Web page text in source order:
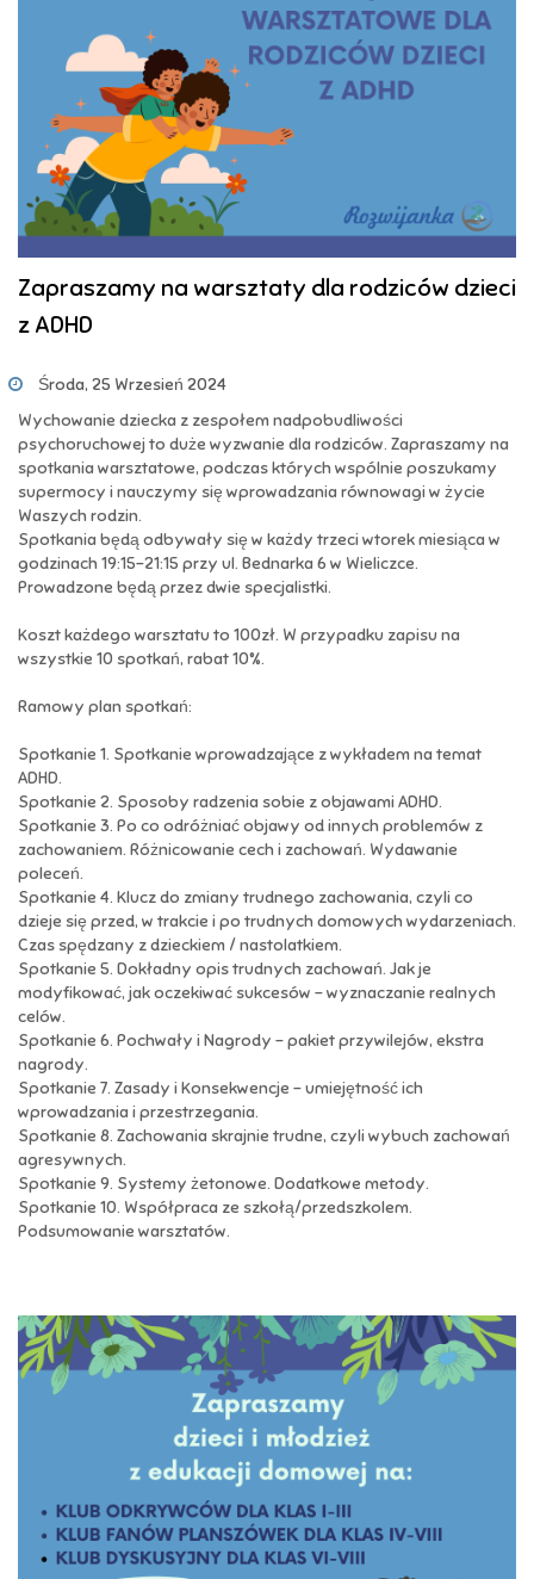
Zapraszamy na warsztaty dla rodziców dzieci
z ADHD
Środa, 25 Wrzesień 2024
Wychowanie dziecka z zespołem nadpobudliwości
psychoruchowej to duże wyzwanie dla rodziców. Zapraszamy na
spotkania warsztatowe, podczas których wspólnie poszukamy
supermocy i nauczymy się wprowadzania równowagi w życie
Waszych rodzin.
Spotkania będą odbywały się w każdy trzeci wtorek miesiąca w
godzinach 19:15-21:15 przy ul. Bednarka 6 w Wieliczce.
Prowadzone będą przez dwie specjalistki.
Koszt każdego warsztatu to 100zł. W przypadku zapisu na
wszystkie 10 spotkań, rabat 10%.
Ramowy plan spotkań:
Spotkanie 1. Spotkanie wprowadzające z wykładem na temat
ADHD.
Spotkanie 2. Sposoby radzenia sobie z objawami ADHD.
Spotkanie 3. Po co odróżniać objawy od innych problemów z
zachowaniem. Różnicowanie cech i zachowań. Wydawanie
poleceń.
Spotkanie 4. Klucz do zmiany trudnego zachowania, czyli co
dzieje się przed, w trakcie i po trudnych domowych wydarzeniach.
Czas spędzany z dzieckiem / nastolatkiem.
Spotkanie 5. Dokładny opis trudnych zachowań. Jak je
modyfikować, jak oczekiwać sukcesów - wyznaczanie realnych
celów.
Spotkanie 6. Pochwały i Nagrody – pakiet przywilejów, ekstra
nagrody.
Spotkanie 7. Zasady i Konsekwencje - umiejętność ich
wprowadzania i przestrzegania.
Spotkanie 8. Zachowania skrajnie trudne, czyli wybuch zachowań
agresywnych.
Spotkanie 9. Systemy żetonowe. Dodatkowe metody.
Spotkanie 10. Współpraca ze szkołą/przedszkolem.
Podsumowanie warsztatów.